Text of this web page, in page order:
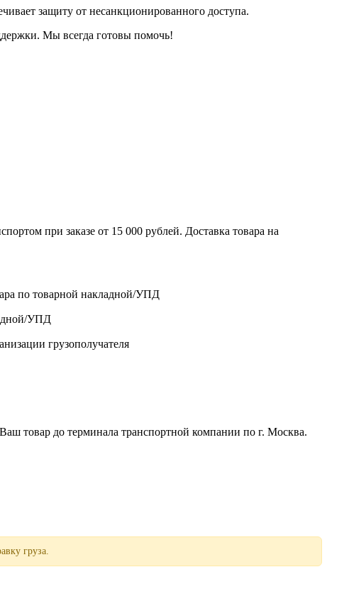
защиту от несанкционированного доступа.
Мы всегда готовы помочь!
при заказе от 15 000 рублей. Доставка товара на
по товарной накладной/УПД
УПД
грузополучателя
товар до терминала транспортной компании по г. Москва.
груза.